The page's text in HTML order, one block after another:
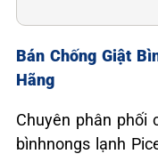
Bán Chống Giật
Hãng
Chuyên phân phối
bìnhnongs lạnh